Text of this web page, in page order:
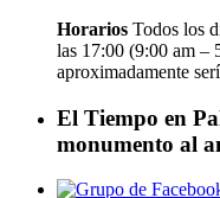
Horarios Todos los
las 17:00 (9:00 am –
aproximadamente
El Tiempo en
monumento al